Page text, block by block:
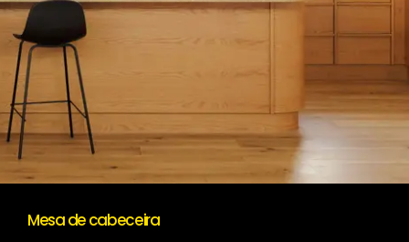
Mesa de cabeceira